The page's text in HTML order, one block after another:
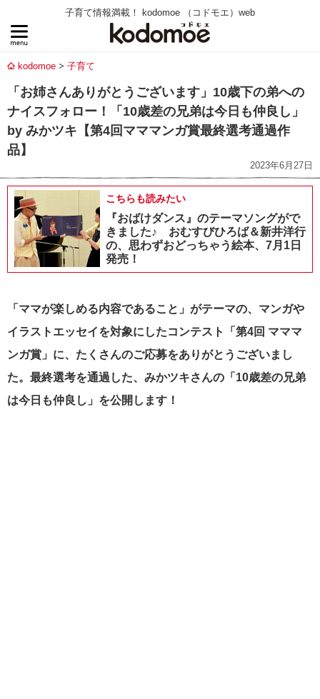
子育て情報満載！ kodomoe （コドモエ）web
kodomoe 子育て
「お姉さんありがとうございます」10歳下の弟への
ナイスフォロー！「10歳差の兄弟は今日も仲良し」
by みかツキ【第4回マママンガ賞最終選考通過作
品】
2023年6月27日
こちらも読みたい
『おばけダンス』のテーマソングがで
きました♪ おむすびひろば＆新井洋行
の、思わずおどっちゃう絵本、7月1日
発売！
「ママが楽しめる内容であること」がテーマの、マンガや
イラストエッセイを対象にしたコンテスト「 第4回 マママ
ンガ賞」に、たくさんのご応募をありがとうございまし
た。最終選考を通過した、みかツキさんの「10歳差の兄弟
は今日も仲良し」を公開します！